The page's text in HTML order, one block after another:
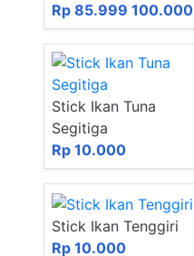
Rp 85.999 100.000
Stick Ikan Tuna
Segitiga
Rp 10.000
Stick Ikan Tenggiri
Rp 10.000